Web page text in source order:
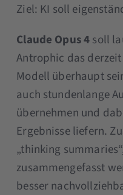
Ziel: KI soll
Claude Opus 4soll
Antrophic das
Modell überhaupt
auch stundenlange
übernehmen und
Ergebnisse liefern.
„thinking
zusammengefasst
besser